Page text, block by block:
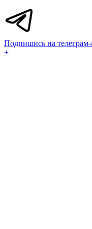
Подпишись на телеграм-
+